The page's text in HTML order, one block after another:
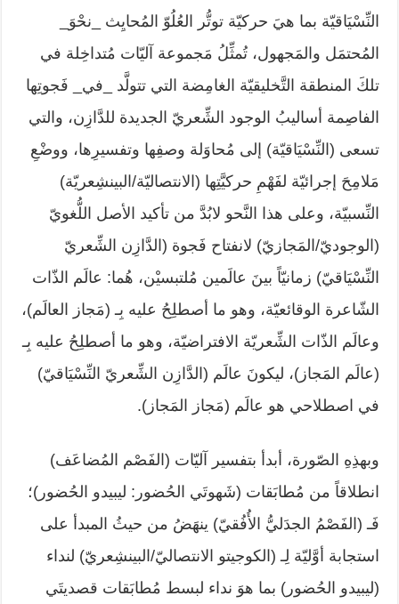
النِّسْيَاقيّة بما هيَ حركيّة توتُّر العُلُوّ المُحايِث _نحْوَ_
المُحتمَل والمَجهول، تُمثِّلُ مَجموعة آليّات مُتداخِلة في
تلكَ المنطقة التَّخليقيّة الغامِضة التي تتولَّد _في_ فَجوتِها
الفاصِمة أساليبُ الوجود الشِّعريّ الجديدة للدَّازِن، والتي
تسعى (النِّسْيَاقيّة) إلى مُحاوَلة وصفِها وتفسيرِها، ووضْعِ
مَلامِحَ إجرائيّة لفَهْمِ حركيَّتِها (الانتصاليّة/البينشِعريّة)
النِّسبيّة، وعلى هذا النَّحو لابُدَّ من تأكيد الأصل اللُّغويّ
(الوجوديّ/المَجازيّ) لانفتاح فَجوة (الدَّازِن الشِّعريّ
النِّسْيَاقيّ) زمانيّاً بينَ عالَمين مُلتبسيْن، هُما: عالَم الذّات
الشّاعرة الوقائعيّة، وهو ما أصطلِحُ عليه بِـ (مَجاز العالَم)،
وعالَم الذّات الشِّعريّة الافتراضيّة، وهو ما أصطلِحُ عليه بِـ
(عالَم المَجاز)، ليكونَ عالَم (الدَّازِن الشِّعريّ النِّسْيَاقيّ)
في اصطلاحي هو عالَم (مَجاز المَجاز).
وبهذِهِ الصّورة، أبدأ بتفسير آليّات (الفَصْم المُضاعَف)
انطلاقاً من مُطابَقات (شَهوتَي الحُضور: ليبيدو الحُضور)؛
فَـ (الفَصْمُ الجدَليُّ الأُفُقيّ) ينهَضُ من حيثُ المبدأ على
استجابة أوَّليّة لِـ (الكوجيتو الانتصاليّ/البينشِعريّ) لنداء
(ليبيدو الحُضور) بما هوَ نداء لبسط مُطابَقات قصديتَي